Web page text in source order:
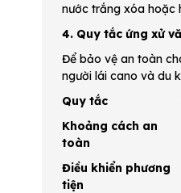
nước trắng xóa hoặc
4. Quy tắc ứng xử
Để bảo vệ an toàn
người lái cano và du
Quy tắc
Khoảng cách an
toàn
Điều khiển phương
tiện